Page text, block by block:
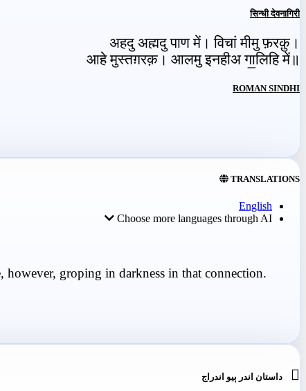
सिन्धी देवनागिरी
अहदु अह्मदु पाण में। विचां मीमु फ़रक़ु।
आहे मुस्तग़रक़। आलमु इनहीअ गा॒लिहि में॥
ROMAN SINDHI
TRANSLATIONS
English
Choose more languages through AI
groping in darkness in that connection.
 داستان اندر ٻيو اندراج